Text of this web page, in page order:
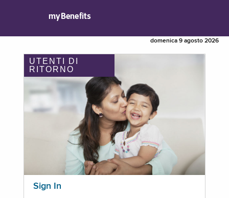
myBenefits
domenica 9 agosto 2026
UTENTI DI
RITORNO
Sign In